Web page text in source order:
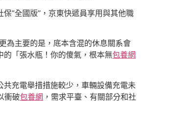
“全國版”，京東快遞員享用與其他職
為主要的是，底本含混的休息關系會
「張水瓶！你的傻氣，根本無包養網
充電舉措措施較少，車輛設備充電未
衝破包養網 ，需求平臺、有關部分和社